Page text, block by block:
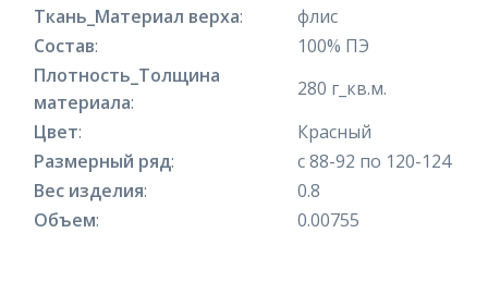
Ткань_Материал верха:
флис
Состав:
100% ПЭ
Плотность_Толщина
материала:
280 г_кв.м.
Цвет:
Красный
Размерный ряд:
с 88-92 по 120-124
Вес изделия:
0.8
Объем: 0.00755